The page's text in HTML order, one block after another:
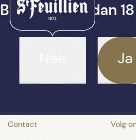
Ben je ouder dan
Ja
Contact Volg